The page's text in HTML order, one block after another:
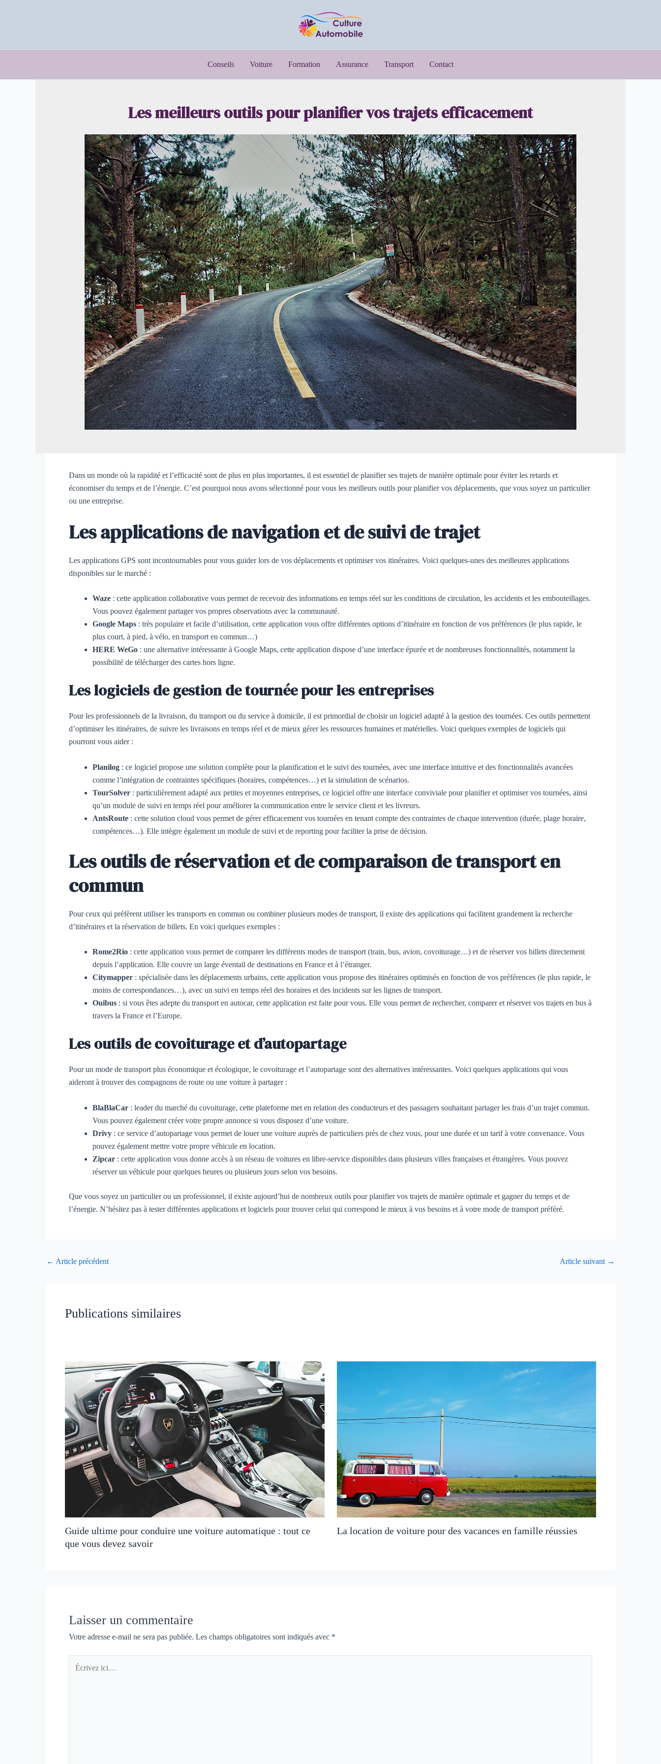
Conseils Voiture Formation Assurance Transport Contact
Les meilleurs outils pour planifier vos trajets efficacement
Dans un monde où la rapidité et l’efficacité sont de plus en plus importantes, il est essentiel de planifier ses trajets de manière optimale pour éviter les retards et
économiser du temps et de l’énergie. C’est pourquoi nous avons sélectionné pour vous les meilleurs outils pour planifier vos déplacements, que vous soyez un particulier
ou une entreprise.
Les applications de navigation et de suivi de trajet
Les applications GPS sont incontournables pour vous guider lors de vos déplacements et optimiser vos itinéraires. Voici quelques-unes des meilleures applications
disponibles sur le marché :
Waze : cette application collaborative vous permet de recevoir des informations en temps réel sur les conditions de circulation, les accidents et les embouteillages.
Vous pouvez également partager vos propres observations avec la communauté.
Google Maps : très populaire et facile d’utilisation, cette application vous offre différentes options d’itinéraire en fonction de vos préférences (le plus rapide, le
plus court, à pied, à vélo, en transport en commun…)
HERE WeGo : une alternative intéressante à Google Maps, cette application dispose d’une interface épurée et de nombreuses fonctionnalités, notamment la
possibilité de télécharger des cartes hors ligne.
Les logiciels de gestion de tournée pour les entreprises
Pour les professionnels de la livraison, du transport ou du service à domicile, il est primordial de choisir un logiciel adapté à la gestion des tournées. Ces outils permettent
d’optimiser les itinéraires, de suivre les livraisons en temps réel et de mieux gérer les ressources humaines et matérielles. Voici quelques exemples de logiciels qui
pourront vous aider :
Planilog : ce logiciel propose une solution complète pour la planification et le suivi des tournées, avec une interface intuitive et des fonctionnalités avancées
comme l’intégration de contraintes spécifiques (horaires, compétences…) et la simulation de scénarios.
TourSolver : particulièrement adapté aux petites et moyennes entreprises, ce logiciel offre une interface conviviale pour planifier et optimiser vos tournées, ainsi
qu’un module de suivi en temps réel pour améliorer la communication entre le service client et les livreurs.
AntsRoute : cette solution cloud vous permet de gérer efficacement vos tournées en tenant compte des contraintes de chaque intervention (durée, plage horaire,
compétences…). Elle intègre également un module de suivi et de reporting pour faciliter la prise de décision.
Les outils de réservation et de comparaison de transport en
commun
Pour ceux qui préfèrent utiliser les transports en commun ou combiner plusieurs modes de transport, il existe des applications qui facilitent grandement la recherche
d’itinéraires et la réservation de billets. En voici quelques exemples :
Rome2Rio : cette application vous permet de comparer les différents modes de transport (train, bus, avion, covoiturage…) et de réserver vos billets directement
depuis l’application. Elle couvre un large éventail de destinations en France et à l’étranger.
Citymapper : spécialisée dans les déplacements urbains, cette application vous propose des itinéraires optimisés en fonction de vos préférences (le plus rapide, le
moins de correspondances…), avec un suivi en temps réel des horaires et des incidents sur les lignes de transport.
Ouibus : si vous êtes adepte du transport en autocar, cette application est faite pour vous. Elle vous permet de rechercher, comparer et réserver vos trajets en bus à
travers la France et l’Europe.
Les outils de covoiturage et d’autopartage
Pour un mode de transport plus économique et écologique, le covoiturage et l’autopartage sont des alternatives intéressantes. Voici quelques applications qui vous
aideront à trouver des compagnons de route ou une voiture à partager :
BlaBlaCar : leader du marché du covoiturage, cette plateforme met en relation des conducteurs et des passagers souhaitant partager les frais d’un trajet commun.
Vous pouvez également créer votre propre annonce si vous disposez d’une voiture.
Drivy : ce service d’autopartage vous permet de louer une voiture auprès de particuliers près de chez vous, pour une durée et un tarif à votre convenance. Vous
pouvez également mettre votre propre véhicule en location.
Zipcar : cette application vous donne accès à un réseau de voitures en libre-service disponibles dans plusieurs villes françaises et étrangères. Vous pouvez
réserver un véhicule pour quelques heures ou plusieurs jours selon vos besoins.
Que vous soyez un particulier ou un professionnel, il existe aujourd’hui de nombreux outils pour planifier vos trajets de manière optimale et gagner du temps et de
l’énergie. N’hésitez pas à tester différentes applications et logiciels pour trouver celui qui correspond le mieux à vos besoins et à votre mode de transport préféré.
← Article précédent Article suivant →
Publications similaires
Guide ultime pour conduire une voiture automatique : tout ce
que vous devez savoir
La location de voiture pour des vacances en famille réussies
Laisser un commentaire
Votre adresse e-mail ne sera pas publiée. Les champs obligatoires sont indiqués avec *